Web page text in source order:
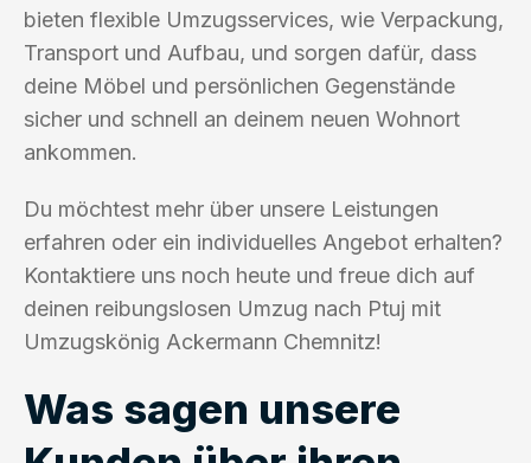
bieten flexible Umzugsservices, wie Verpackung,
Transport und Aufbau, und sorgen dafür, dass
deine Möbel und persönlichen Gegenstände
sicher und schnell an deinem neuen Wohnort
ankommen.
Du möchtest mehr über unsere Leistungen
erfahren oder ein individuelles Angebot erhalten?
Kontaktiere uns noch heute und freue dich auf
deinen reibungslosen Umzug nach Ptuj mit
Umzugskönig Ackermann Chemnitz!
Was sagen unsere